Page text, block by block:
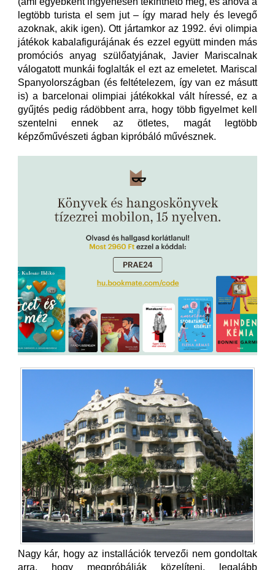
legtöbb turista el sem jut – így marad hely és levegő
azoknak, akik igen). Ott jártamkor az 1992. évi olimpia
játékok kabalafigurájának és ezzel együtt minden más
promóciós anyag szülőatyjának, Javier Mariscalnak
válogatott munkái foglalták el ezt az emeletet. Mariscal
Spanyolországban (és feltételezem, így van ez másutt
is) a barcelonai olimpiai játékokkal vált híressé, ez a
gyűjtés pedig rádöbbent arra, hogy több figyelmet kell
szentelni ennek az ötletes, magát legtöbb
képzőművészeti ágban kipróbáló művésznek.
Nagy kár, hogy az installációk tervezői nem gondoltak
arra, hogy megpróbálják közelíteni, legalább